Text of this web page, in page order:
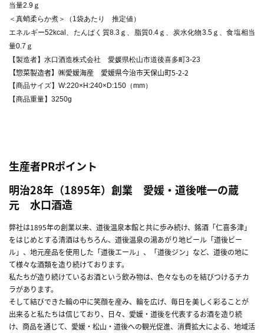
当量2.9ｇ
＜真蛸柔らか煮＞（1袋あたり 推定値）
エネルギー52kcal、たんぱく質8.3ｇ、脂質0.4ｇ、炭水化物3.5ｇ、食塩相当
量0.7ｇ
【製造者】水口酒造株式会社 愛媛県松山市道後喜多町3-23
【惣菜製造者】㈱愛媛海産 愛媛県今治市天保山町5-2-2
【商品サイズ】W:220×H:240×D:150（mm）
【商品重量】3250g
生産者PRポイント
明治28年（1895年）創業 愛媛・道後唯一の蔵
元 水口酒造
弊社は1895年の創業以来、道後温泉本館と共に歩み続け、銘酒「仁喜多津」
をはじめとする清酒はもちろん、道後温泉の湯あがり地ビール「道後ビー
ル」、地元産品を使用した「道後エール」、「道後ジン」など、道後の地に
て様々な酒類を造り続けております。
私たちが造り続けているお酒という飲み物は、色々なものを結びつけるチカ
ラがあります。
そして結びできた輪の中に笑顔を産み、輪を広げ、毎日を美しく彩ることが
出来ると私たちは信じており、日々、愛媛・道後を代表するお酒を造り続
け、商品を通じて、愛媛・松山・道後への観光促進、消費拡大による、地域活